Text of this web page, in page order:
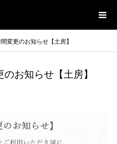
変更のお知らせ【土房】
のお知らせ【土房】